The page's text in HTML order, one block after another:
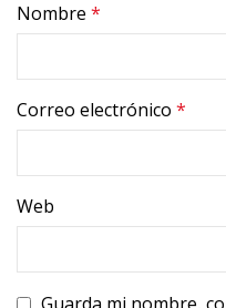
Nombre *
Correo electrónico *
Web